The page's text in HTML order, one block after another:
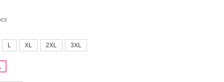
L XL 2XL 3XL